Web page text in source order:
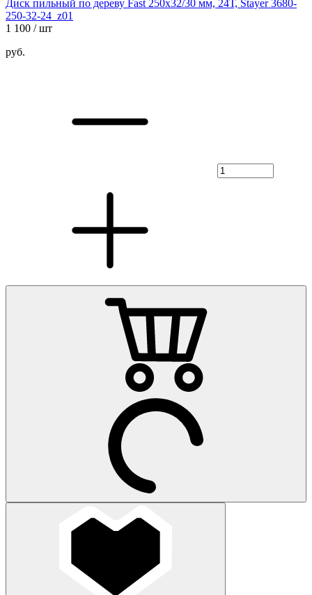
Диск пильный по дереву Fast 250x32/30 мм, 24Т, Stayer 3680-
250-32-24_z01
1 100 / шт
руб.